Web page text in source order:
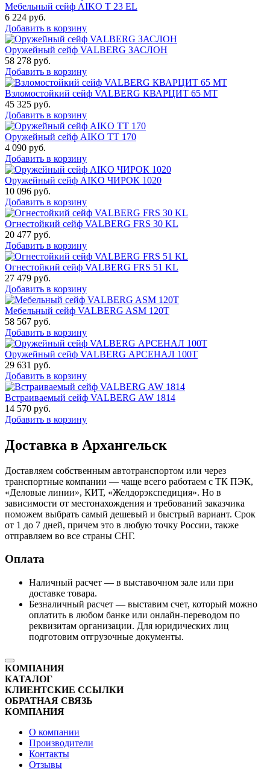
Мебельный сейф AIKO Т 23 EL
6 224 руб.
Добавить в корзину
Оружейный сейф VALBERG ЗАСЛОН
58 278 руб.
Добавить в корзину
Взломостойкий сейф VALBERG КВАРЦИТ 65 МТ
45 325 руб.
Добавить в корзину
Оружейный сейф AIKO TT 170
4 090 руб.
Добавить в корзину
Оружейный сейф AIKO ЧИРОК 1020
10 096 руб.
Добавить в корзину
Огнестойкий сейф VALBERG FRS 30 KL
20 477 руб.
Добавить в корзину
Огнестойкий сейф VALBERG FRS 51 KL
27 479 руб.
Добавить в корзину
Мебельный сейф VALBERG ASM 120T
58 567 руб.
Добавить в корзину
Оружейный сейф VALBERG АРСЕНАЛ 100Т
29 631 руб.
Добавить в корзину
Встраиваемый сейф VALBERG AW 1814
14 570 руб.
Добавить в корзину
Доставка в Архангельск
Доставляем собственным автотранспортом или через
транспортные компании — чаще всего работаем с ТК ПЭК,
«Деловые линии», КИТ, «Желдорэкспедиция». Но в
зависимости от местонахождения и требований заказчика
поможем выбрать самый дешевый и быстрый вариант. Срок
от 1 до 7 дней, причем это в любую точку России, также
отправляем во все страны СНГ.
Оплата
Наличный расчет — в выставочном зале или при
доставке товара.
Безналичный расчет — выставим счет, который можно
оплатить в любом банке или онлайн-переводом по
реквизитам организации. Для юридических лиц
подготовим отгрузочные документы.
КОМПАНИЯ
КАТАЛОГ
КЛИЕНТСКИЕ ССЫЛКИ
ОБРАТНАЯ СВЯЗЬ
КОМПАНИЯ
О компании
Производители
Контакты
Отзывы